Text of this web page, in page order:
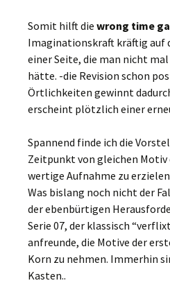
Somit hilft die wrong time
Imaginationskraft kräftig auf
einer Seite, die man nicht
hätte. -die Revision schon
Örtlichkeiten gewinnt
erscheint plötzlich einer
Spannend finde ich die
Zeitpunkt von gleichen Motiv
wertige Aufnahme zu erzielen
Was bislang noch nicht der
der ebenbürtigen
Serie 07, der klassisch
anfreunde, die Motive der
Korn zu nehmen. Immerhin
Kasten..